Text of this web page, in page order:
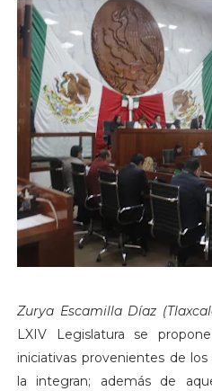
Zurya Escamilla Díaz
LXIV Legislatura se
iniciativas provenientes de
la integran; además de